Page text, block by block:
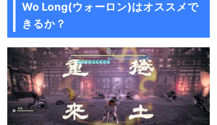
Wo Long(ウォーロン)はオススメで
きるか？